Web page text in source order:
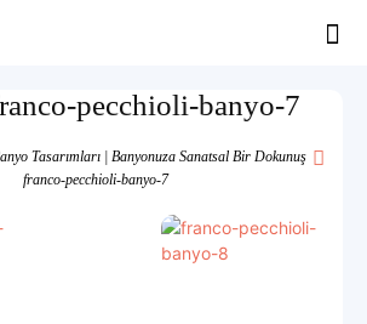
pecchioli-banyo-7
Tasarımları | Banyonuza Sanatsal Bir Dokunuş
franco-pecchioli-banyo-7